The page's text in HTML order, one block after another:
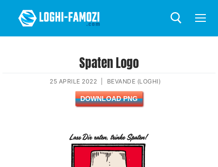
Spaten Logo
25 APRILE 2022 BEVANDE (LOGHI)
DOWNLOAD PNG